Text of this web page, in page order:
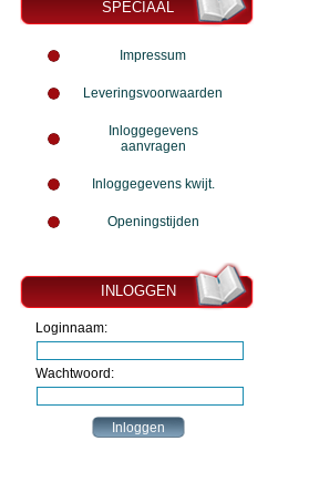
SPECIAAL
Impressum
Leveringsvoorwaarden
Inloggegevens
aanvragen
Inloggegevens kwijt.
Openingstijden
INLOGGEN
Loginnaam:
Wachtwoord: